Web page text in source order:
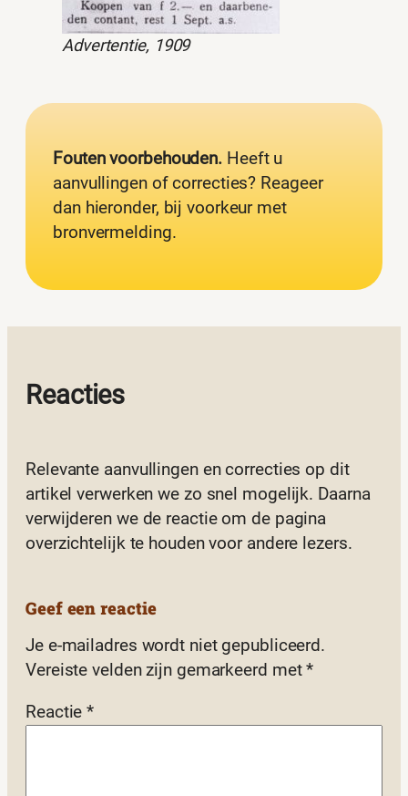
Advertentie, 1909
Fouten voorbehouden. Heeft u
aanvullingen of correcties? Reageer
dan hieronder, bij voorkeur met
bronvermelding.
Reacties
Relevante aanvullingen en correcties op dit
artikel verwerken we zo snel mogelijk. Daarna
verwijderen we de reactie om de pagina
overzichtelijk te houden voor andere lezers.
Geef een reactie
Je e-mailadres wordt niet gepubliceerd.
Vereiste velden zijn gemarkeerd met*
Reactie*